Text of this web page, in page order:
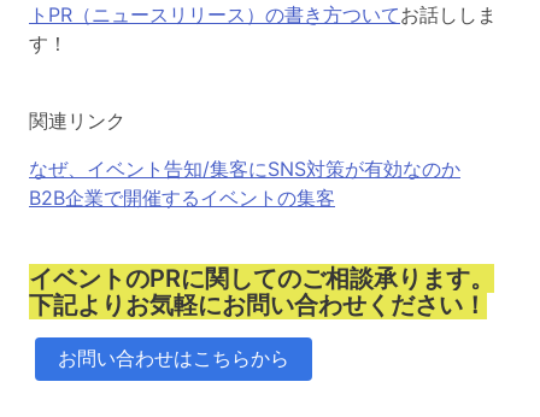
トPR（ニュースリリース）の書き方ついてお話ししま
す！
関連リンク
なぜ、イベント告知/集客にSNS対策が有効なのか
B2B企業で開催するイベントの集客
イベントのPRに関してのご相談承ります。
下記よりお気軽にお問い合わせください！
お問い合わせはこちらから